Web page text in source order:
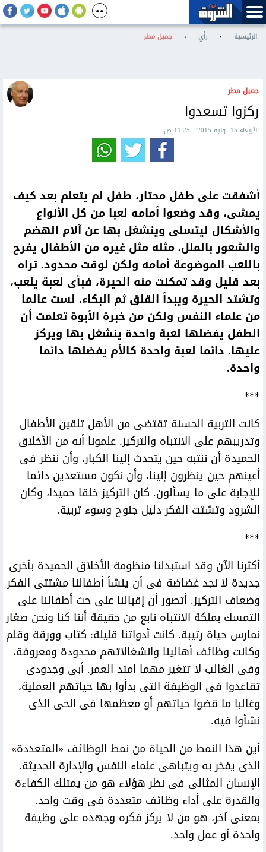
الرئيسية › رأي › جميل مطر
جميل مطر
ركزوا تسعدوا
الأربعاء 15 يوليه 2015 - 11:25 ص
أشفقت على طفل محتار، طفل لم يتعلم بعد كيف
يمشى، وقد وضعوا أمامه لعبا من كل الأنواع
والأشكال ليتسلى وينشغل بها عن آلام الهضم
والشعور بالملل. مثله مثل غيره من الأطفال يفرح
باللعب الموضوعة أمامه ولكن لوقت محدود. تراه
بعد قليل وقد تمكنت منه الحيرة، فبأى لعبة يلعب،
وتشتد الحيرة ويبدأ القلق ثم البكاء. لست عالما
من علماء النفس ولكن من خبرة الأبوة تعلمت أن
الطفل يفضلها لعبة واحدة ينشغل بها ويركز
عليها. دائما لعبة واحدة كالأم يفضلها دائما
واحدة.
***
كانت التربية الحسنة تقتضى من الأهل تلقين الأطفال
وتدريبهم على الانتباه والتركيز. علمونا أنه من الأخلاق
الحميدة أن ننتبه حين يتحدث إلينا الكبار، وأن ننظر فى
أعينهم حين ينظرون إلينا، وأن نكون مستعدين دائما
للإجابة على ما يسألون. كان التركيز خلقا حميدا، وكان
الشرود وتشتت الفكر دليل جنوح وسوء تربية.
***
أكثرنا الآن وقد استبدلنا منظومة الأخلاق الحميدة بأخرى
جديدة لا نجد غضاضة فى أن ينشأ أطفالنا مشتتى الفكر
وضعاف التركيز. أتصور أن إقبالنا على حث أطفالنا على
التمسك بملكة الانتباه نابع من حقيقة أننا كنا ونحن صغار
نمارس حياة رتيبة. كانت أدواتنا قليلة: كتاب وورقة وقلم
وكانت وظائف أهالينا وانشغالاتهم محدودة ومعروفة،
وفى الغالب لا تتغير مهما امتد العمر. أبى وجدودى
تقاعدوا فى الوظيفة التى بدأوا بها حياتهم العملية،
وغالبا ما قضوا حياتهم أو معظمها فى الحى الذى
نشأوا فيه.
أين هذا النمط من الحياة من نمط الوظائف «المتعددة»
الذى يفخر به ويتباهى علماء النفس والإدارة الحديثة.
الإنسان المثالى فى نظر هؤلاء هو من يمتلك الكفاءة
والقدرة على أداء وظائف متعددة فى وقت واحد.
بمعنى آخر، هو من لا يركز فكره وجهده على وظيفة
واحدة أو عمل واحد.